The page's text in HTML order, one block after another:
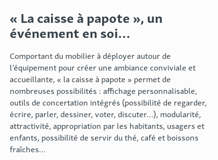
« La caisse à papote », un
événement en soi…
Comportant du mobilier à déployer autour de
l’équipement pour créer une ambiance conviviale et
accueillante, « la caisse à papote » permet de
nombreuses possibilités : affichage personnalisable,
outils de concertation intégrés (possibilité de regarder,
écrire, parler, dessiner, voter, discuter…), modularité,
attractivité, appropriation par les habitants, usagers et
enfants, possibilité de servir du thé, café et boissons
fraîches…